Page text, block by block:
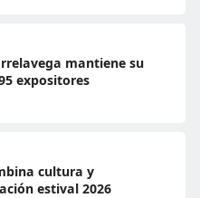
mantiene su
expositores
cultura y
estival 2026